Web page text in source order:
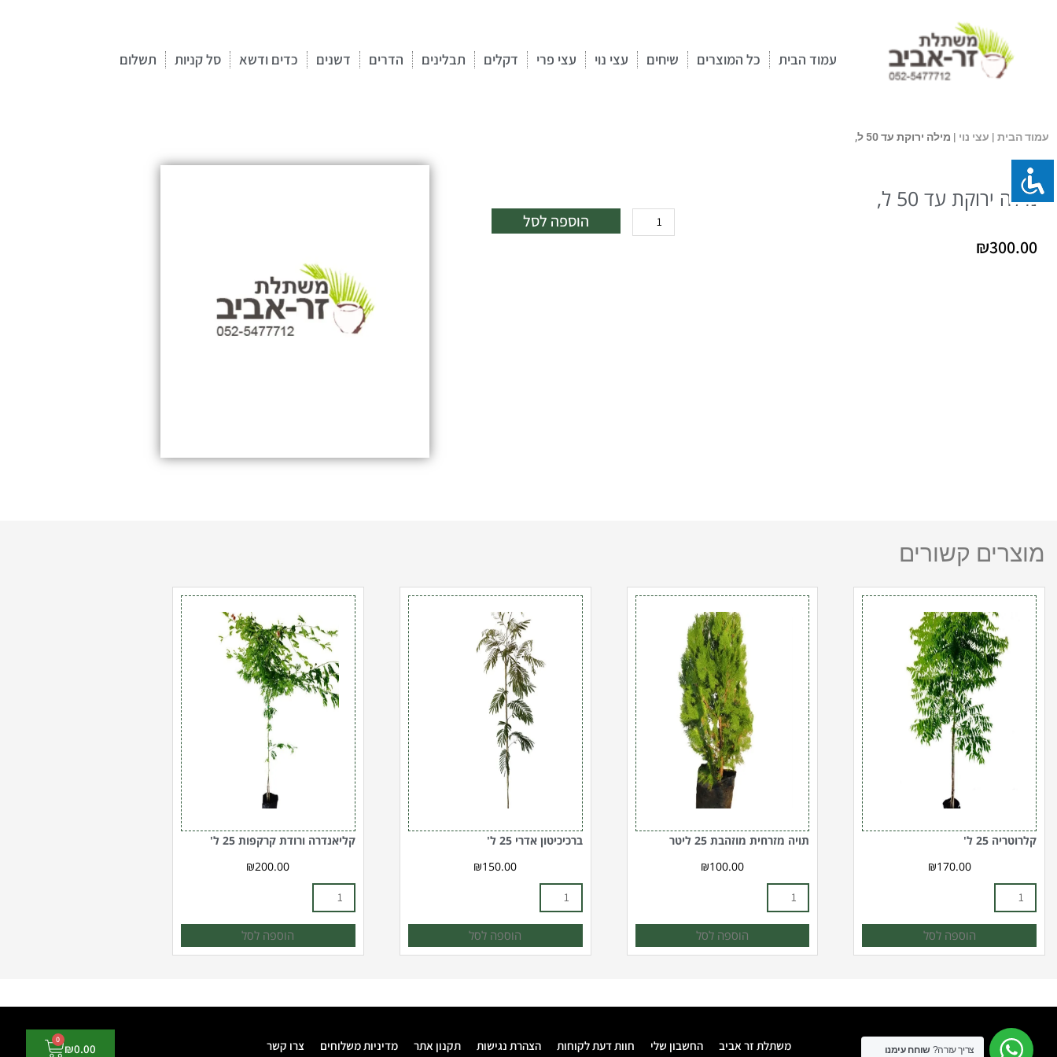
עמוד הבית כל המוצרים שיחים עצי נוי עצי פרי דקלים תבלינים הדרים דשנים כדים ודשא סל קניות תשלום
עמוד הבית | עצי נוי | מילה ירוקת עד 50 ל,
מילה ירוקת עד 50 ל,
₪300.00
כמות
של
הוספה לסל
מוצרים קשורים
קלרוטריה 25 ל'
₪170.00
כמות
של
קלרוטריה
25
ל'
הוספה לסל
תויה מזרחית מוזהבת 25 ליטר
₪100.00
כמות
של
תויה
מזרחית
מוזהבת
25
ליטר
הוספה לסל
ברכיכיטון אדרי 25 ל'
₪150.00
כמות
של
ברכיכיטון
אדרי
25
ל'
הוספה לסל
קליאנדרה ורודת קרקפות 25 ל'
₪200.00
כמות
של
קליאנדרה
ורודת
קרקפות
25
ל'
הוספה לסל
משתלת זר אביב החשבון שלי חוות דעת לקוחות הצהרת נגישות תקנון אתר מדיניות משלוחים צרו קשר ₪0.00
0
עגלת צריך עזרה?שוחח עימנו